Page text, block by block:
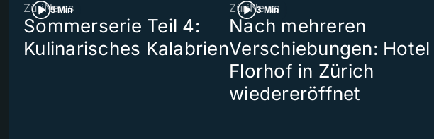
5 Min
ZüriNews
Sommerserie Teil 4:
Kulinarisches Kalabrien
3 Min
ZüriNews
Nach mehreren
Verschiebungen: Hotel
Florhof in Zürich
wiedereröffnet